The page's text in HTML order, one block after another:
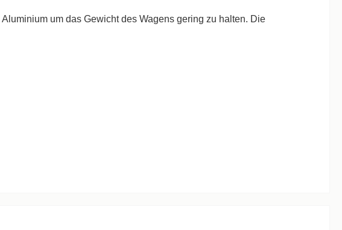
um das Gewicht des Wagens gering zu halten. Die